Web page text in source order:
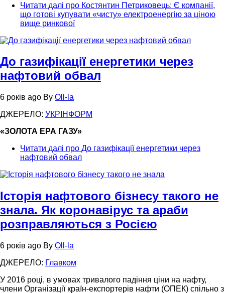
Читати далі про Костянтин Петриковець: Є компанії,
що готові купувати «чисту» електроенергію за ціною
вище ринкової
До газифікації енергетики через
нафтовий обвал
6 років ago By Oll-la
ДЖЕРЕЛО: УКРІНФОРМ
«ЗОЛОТА ЕРА ГАЗУ»
Читати далі про До газифікації енергетики через
нафтовий обвал
Історія нафтового бізнесу такого не
знала. Як коронавірус та араби
розправляються з Росією
6 років ago By Oll-la
ДЖЕРЕЛО: Главком
У 2016 році, в умовах тривалого падіння ціни на нафту,
члени Організації країн-експортерів нафти (ОПЕК) спільно з